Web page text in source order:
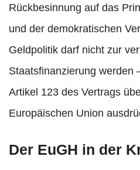
Rückbesinnung auf das
und der demokratischen
Geldpolitik darf nicht zur
Staatsfinanzierung werden
Artikel 123 des Vertrags
Europäischen Union
Der EuGH in der